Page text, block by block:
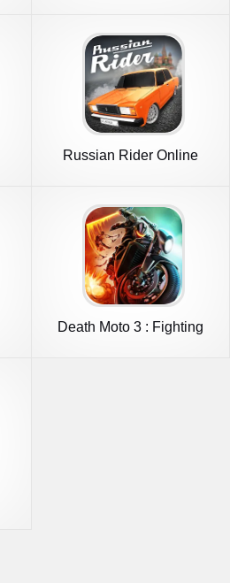
Russian Rider Online
Death Moto 3 : Fighting